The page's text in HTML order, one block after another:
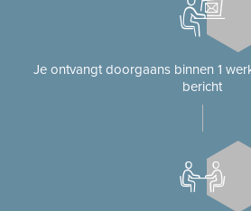
Je ontvangt doorgaans binnen 1
bericht